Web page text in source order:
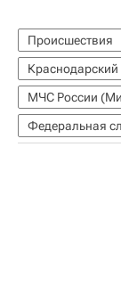
Происшествия
Краснодарский